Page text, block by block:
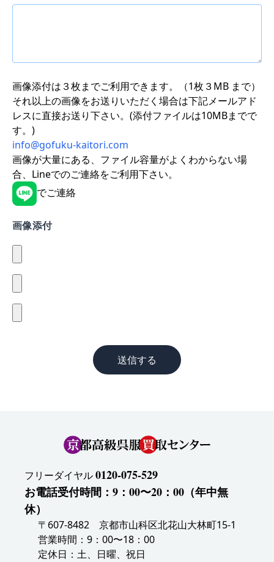
画像添付は３枚までご利用できます。（1枚３MB まで）
それ以上の画像をお送りいただく場合は下記メールアド
レスに直接お送り下さい。(添付ファイルは10MBまでで
す。)
info@gofuku-kaitori.com
画像が大量にある、ファイル容量がよくわからない場
合、Lineでのご連絡をご利用下さい。
でご連絡
画像添付
送信する
フリーダイヤル0120-075-529
お電話受付時間：9：00〜20：00（年中無
休）
〒607-8482 京都市山科区北花山大林町15-1
営業時間：9：00〜18：00
定休日：土、日曜、祝日